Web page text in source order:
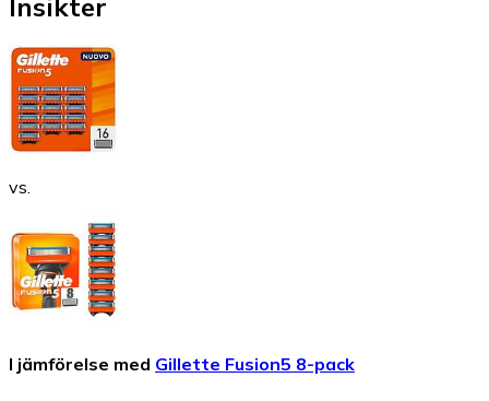
Insikter
vs.
I jämförelse med Gillette Fusion5 8-pack